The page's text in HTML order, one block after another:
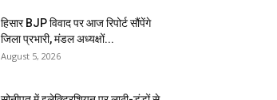
हिसार BJP विवाद पर आज रिपोर्ट सौंपेंगे
जिला प्रभारी, मंडल अध्यक्षों...
August 5, 2026